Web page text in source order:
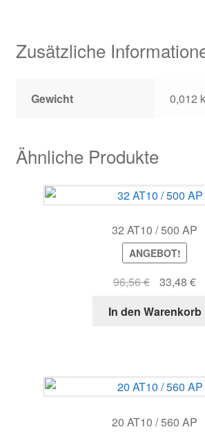
Zusätzliche
Gewicht 0,012
Ähnliche Produkte
32 AT10 / 500 AP
ANGEBOT!
96,56€
war:
33,48 €
ist:
In den Warenkorb
20 AT10 / 560 AP